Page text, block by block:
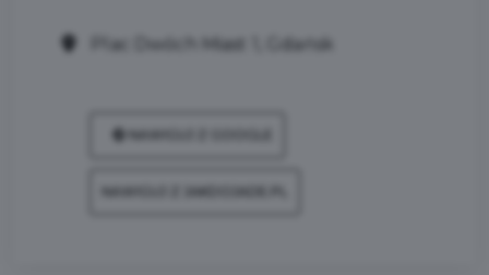
Plac Dwóch Miast 1, Gdańsk